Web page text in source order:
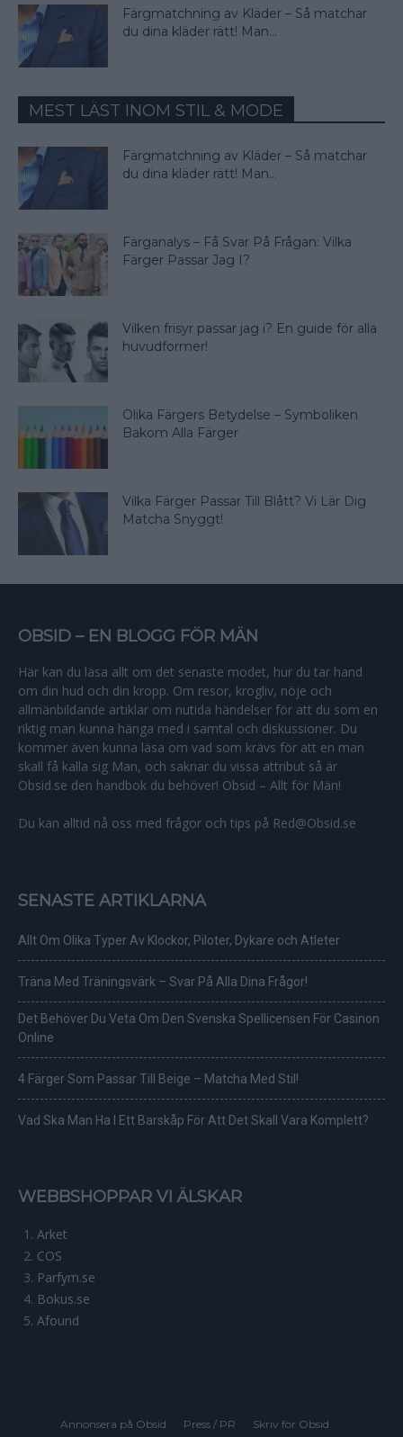
Färgmatchning av Kläder – Så matchar
du dina kläder rätt! Man...
MEST LÄST INOM STIL & MODE
Färgmatchning av Kläder – Så matchar
du dina kläder rätt! Man...
Färganalys – Få Svar På Frågan: Vilka
Färger Passar Jag I?
Vilken frisyr passar jag i? En guide för alla
huvudformer!
Olika Färgers Betydelse – Symboliken
Bakom Alla Färger
Vilka Färger Passar Till Blått? Vi Lär Dig
Matcha Snyggt!
OBSID – EN BLOGG FÖR MÄN
Här kan du läsa allt om det senaste modet, hur du tar hand
om din hud och din kropp. Om resor, krogliv, nöje och
allmänbildande artiklar om nutida händelser för att du som en
riktig man kunna hänga med i samtal och diskussioner. Du
kommer även kunna läsa om vad som krävs för att en man
skall få kalla sig Man, och saknar du vissa attribut så är
Obsid.se den handbok du behöver! Obsid – Allt för Män!
Du kan alltid nå oss med frågor och tips på Red@Obsid.se
SENASTE ARTIKLARNA
Allt Om Olika Typer Av Klockor, Piloter, Dykare och Atleter
Träna Med Träningsvärk – Svar På Alla Dina Frågor!
Det Behöver Du Veta Om Den Svenska Spellicensen För Casinon
Online
4 Färger Som Passar Till Beige – Matcha Med Stil!
Vad Ska Man Ha I Ett Barskåp För Att Det Skall Vara Komplett?
WEBBSHOPPAR VI ÄLSKAR
Arket
COS
Parfym.se
Bokus.se
Afound
Annonsera på Obsid Press / PR
Skriv för Obsid